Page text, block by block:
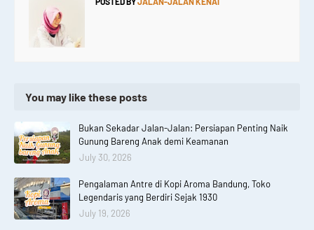
You may like these posts
Bukan Sekadar Jalan-Jalan: Persiapan Penting Naik
Gunung Bareng Anak demi Keamanan
July 30, 2026
Pengalaman Antre di Kopi Aroma Bandung, Toko
Legendaris yang Berdiri Sejak 1930
July 19, 2026